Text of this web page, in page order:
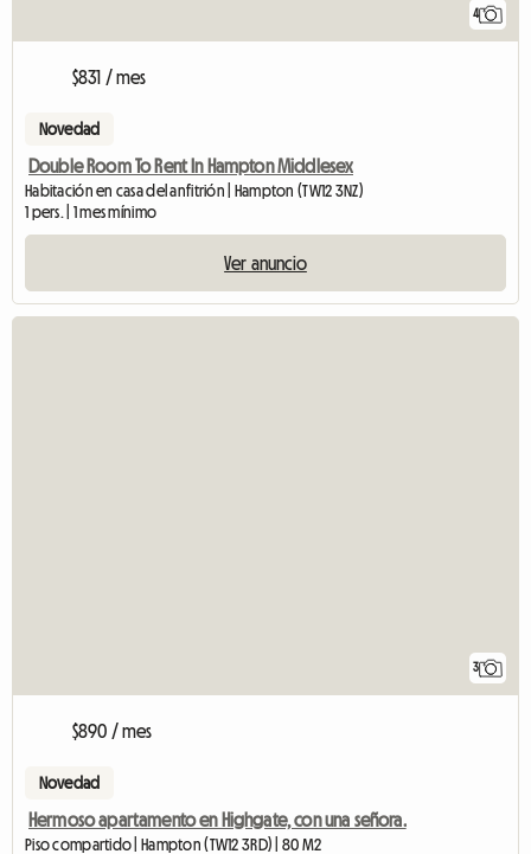
4
$831 / mes
Novedad
Double Room To Rent In Hampton Middlesex
Habitación en casa del anfitrión | Hampton (TW12 3NZ)
1 pers. | 1 mes mínimo
Ver anuncio
3
$890 / mes
Novedad
Hermoso apartamento en Highgate, con una señora.
Piso compartido | Hampton (TW12 3RD) | 80 M2